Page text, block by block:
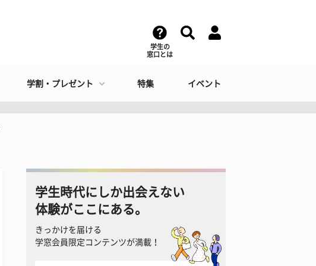
学生の
窓口とは
学割・プレゼント 特集 イベント
学生時代にしか出会えない
体験がここにある。
きっかけを届ける
学窓会員限定コンテンツが満載！